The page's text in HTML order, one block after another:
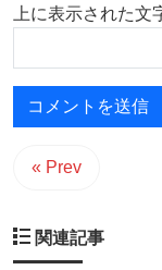
上に表示された文
« Prev
関連記事